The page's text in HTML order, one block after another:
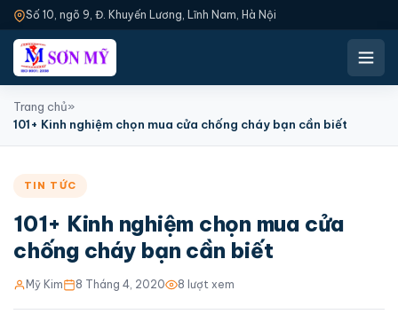
Số 10, ngõ 9, Đ. Khuyến Lương, Lĩnh Nam, Hà Nội
Trang chủ»
101+ Kinh nghiệm chọn mua cửa chống cháy bạn cần biết
TIN TỨC
101+ Kinh nghiệm chọn mua cửa
chống cháy bạn cần biết
Mỹ Kim 8 Tháng 4, 2020 8 lượt xem